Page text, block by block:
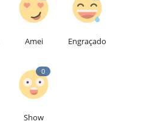
Amei Engraçado
0
Show